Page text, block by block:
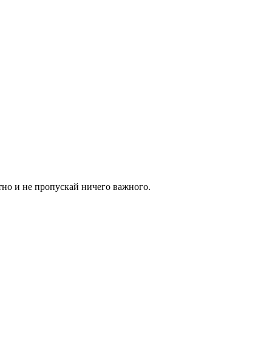
и не пропускай ничего важного.